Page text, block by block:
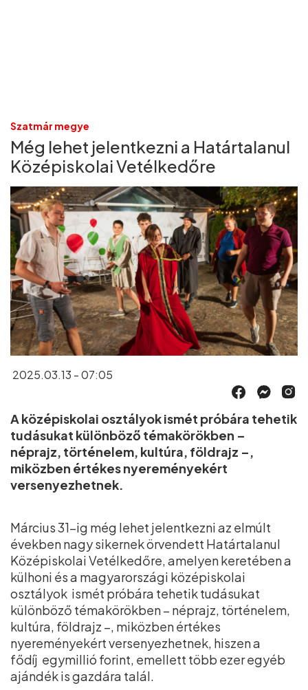
Szatmár megye
Még lehet jelentkezni a Határtalanul
Középiskolai Vetélkedőre
2025.03.13 - 07:05
A középiskolai osztályok ismét próbára tehetik
tudásukat különböző témakörökben –
néprajz, történelem, kultúra, földrajz –,
miközben értékes nyereményekért
versenyezhetnek.
Március 31-ig még lehet jelentkezni az elmúlt
években nagy sikernek örvendett Határtalanul
Középiskolai Vetélkedőre, amelyen keretében a
külhoni és a magyarországi középiskolai
osztályok ismét próbára tehetik tudásukat
különböző témakörökben – néprajz, történelem,
kultúra, földrajz –, miközben értékes
nyereményekért versenyezhetnek, hiszen a
fődíj egymillió forint, emellett több ezer egyéb
ajándék is gazdára talál.